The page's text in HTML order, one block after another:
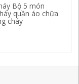
Bộ 5 món
quần áo chữa
cháy